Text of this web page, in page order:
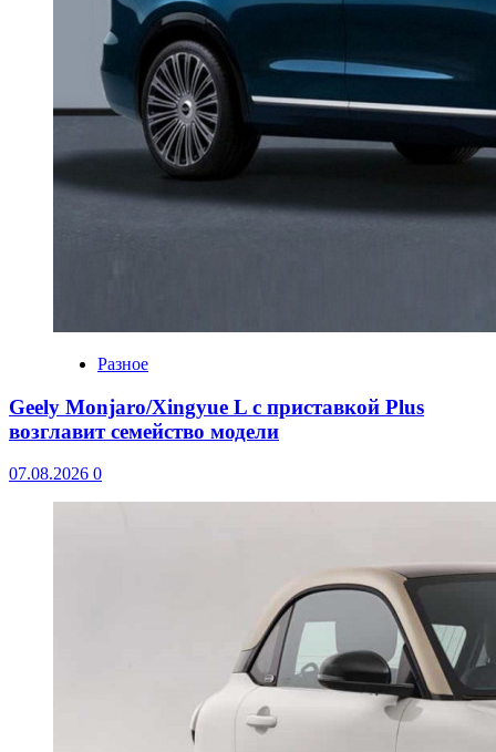
Разное
Geely Monjaro/Xingyue L с приставкой Plus
возглавит семейство модели
07.08.2026 0